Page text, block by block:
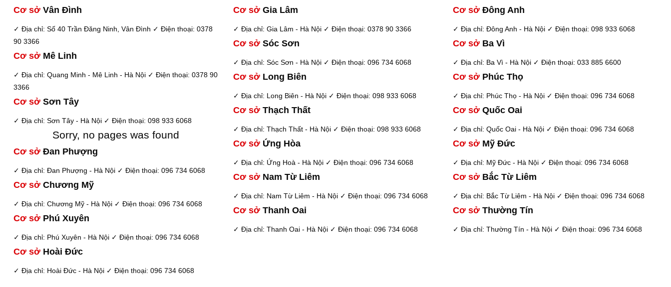
Cơ sở Vân Đình
✓ Địa chỉ: Số 40 Trần Đăng Ninh, Vân Đình ✓ Điện thoại: 0378
90 3366
Cơ sở Mê Linh
✓ Địa chỉ: Quang Minh - Mê Linh - Hà Nội ✓ Điện thoại: 0378 90
3366
Cơ sở Sơn Tây
✓ Địa chỉ: Sơn Tây - Hà Nội ✓ Điện thoại: 098 933 6068
Sorry, no pages was found
Cơ sở Đan Phượng
✓ Địa chỉ: Đan Phượng - Hà Nội ✓ Điện thoại: 096 734 6068
Cơ sở Chương Mỹ
✓ Địa chỉ: Chương Mỹ - Hà Nội ✓ Điện thoại: 096 734 6068
Cơ sở Phú Xuyên
✓ Địa chỉ: Phú Xuyên - Hà Nội ✓ Điện thoại: 096 734 6068
Cơ sở Hoài Đức
✓ Địa chỉ: Hoài Đức - Hà Nội ✓ Điện thoại: 096 734 6068
Cơ sở Gia Lâm
✓ Địa chỉ: Gia Lâm - Hà Nội ✓ Điện thoại: 0378 90 3366
Cơ sở Sóc Sơn
✓ Địa chỉ: Sóc Sơn - Hà Nội ✓ Điện thoại: 096 734 6068
Cơ sở Long Biên
✓ Địa chỉ: Long Biên - Hà Nội ✓ Điện thoại: 098 933 6068
Cơ sở Thạch Thất
✓ Địa chỉ: Thạch Thất - Hà Nội ✓ Điện thoại: 098 933 6068
Cơ sở Ứng Hòa
✓ Địa chỉ: Ứng Hoà - Hà Nội ✓ Điện thoại: 096 734 6068
Cơ sở Nam Từ Liêm
✓ Địa chỉ: Nam Từ Liêm - Hà Nội ✓ Điện thoại: 096 734 6068
Cơ sở Thanh Oai
✓ Địa chỉ: Thanh Oai - Hà Nội ✓ Điện thoại: 096 734 6068
Cơ sở Đông Anh
✓ Địa chỉ: Đông Anh - Hà Nội ✓ Điện thoại: 098 933 6068
Cơ sở Ba Vì
✓ Địa chỉ: Ba Vì - Hà Nội ✓ Điện thoại: 033 885 6600
Cơ sở Phúc Thọ
✓ Địa chỉ: Phúc Thọ - Hà Nội ✓ Điện thoại: 096 734 6068
Cơ sở Quốc Oai
✓ Địa chỉ: Quốc Oai - Hà Nội ✓ Điện thoại: 096 734 6068
Cơ sở Mỹ Đức
✓ Địa chỉ: Mỹ Đức - Hà Nội ✓ Điện thoại: 096 734 6068
Cơ sở Bắc Từ Liêm
✓ Địa chỉ: Bắc Từ Liêm - Hà Nội ✓ Điện thoại: 096 734 6068
Cơ sở Thường Tín
✓ Địa chỉ: Thường Tín - Hà Nội ✓ Điện thoại: 096 734 6068